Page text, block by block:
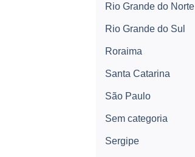
Rio Grande do Norte
Rio Grande do Sul
Roraima
Santa Catarina
São Paulo
Sem categoria
Sergipe